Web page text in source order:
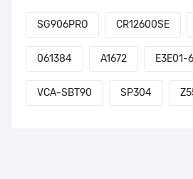
SG906PRO CR12600SE
061384 A1672 E3E01-
VCA-SBT90 SP304